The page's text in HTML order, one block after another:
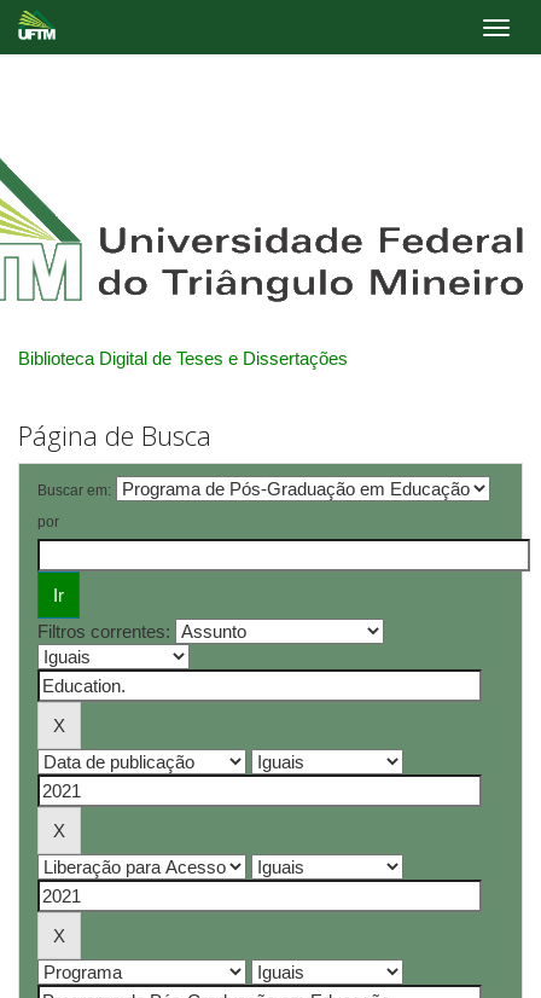
Biblioteca Digital de Teses e Dissertações
Página de Busca
Buscar em:
por
Filtros correntes: